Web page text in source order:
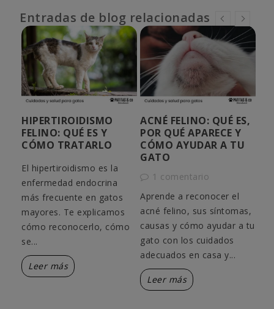
Entradas de blog relacionadas
HIPERTIROIDISMO
FELINO: QUÉ ES Y
CÓMO TRATARLO
El hipertiroidismo es la
enfermedad endocrina
más frecuente en gatos
mayores. Te explicamos
cómo reconocerlo, cómo
se...
Leer más
ACNÉ FELINO: QUÉ ES,
POR QUÉ APARECE Y
CÓMO AYUDAR A TU
GATO
1 comentario
Aprende a reconocer el
acné felino, sus síntomas,
causas y cómo ayudar a tu
gato con los cuidados
adecuados en casa y...
Leer más